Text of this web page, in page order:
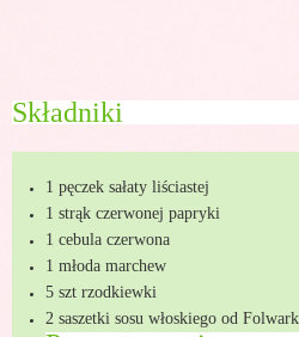
Składniki
1 pęczek sałaty liściastej
1 strąk czerwonej papryki
1 cebula czerwona
1 młoda marchew
5 szt rzodkiewki
2 saszetki sosu włoskiego od Folwark